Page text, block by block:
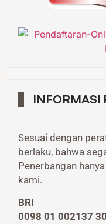
INFORMASI
Sesuai dengan
berlaku, bahwa
Penerbangan
kami.
BRI
0098 01 002137